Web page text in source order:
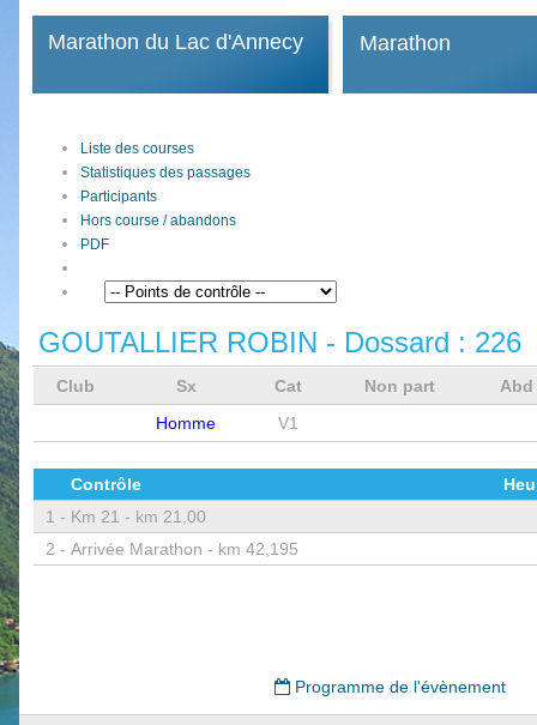
Marathon du Lac d'Annecy Marathon
Liste des courses
Statistiques des passages
Participants
Hors course / abandons
PDF
GOUTALLIER ROBIN - Dossard : 226
Club Sx Cat Non part
Abd
Homme
V1
Contrôle
1 - Km 21 - km 21,00
2 - Arrivée Marathon - km 42,195
Programme de l'évènement